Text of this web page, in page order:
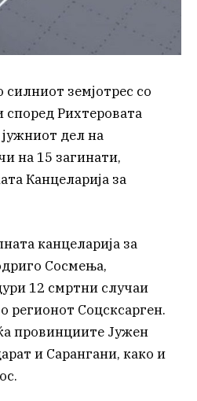
земјотрес со
според Рихтеровата
дел на
на 15 загинати,
Канцеларија за
канцеларија за
Сосмења,
12 смртни случаи
регионот Соцсксарген.
провинциите Јужен
и Сарангани, како и